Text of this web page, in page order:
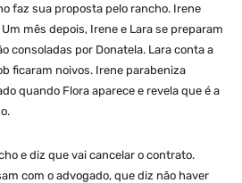
faz sua proposta pelo rancho. Irene
mês depois, Irene e Lara se preparam
consoladas por Donatela. Lara conta a
ficaram noivos. Irene parabeniza
quando Flora aparece e revela que é a
e diz que vai cancelar o contrato.
com o advogado, que diz não haver